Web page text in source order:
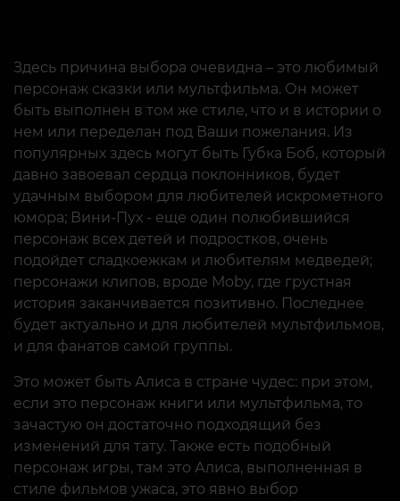
Здесь причина выбора очевидна – это любимый
персонаж сказки или мультфильма. Он может
быть выполнен в том же стиле, что и в истории о
нем или переделан под Ваши пожелания. Из
популярных здесь могут быть Губка Боб, который
давно завоевал сердца поклонников, будет
удачным выбором для любителей искрометного
юмора; Вини-Пух - еще один полюбившийся
персонаж всех детей и подростков, очень
подойдет сладкоежкам и любителям медведей;
персонажи клипов, вроде Moby, где грустная
история заканчивается позитивно. Последнее
будет актуально и для любителей мультфильмов,
и для фанатов самой группы.
Это может быть Алиса в стране чудес: при этом,
если это персонаж книги или мультфильма, то
зачастую он достаточно подходящий без
изменений для тату. Также есть подобный
персонаж игры, там это Алиса, выполненная в
стиле фильмов ужаса, это явно выбор